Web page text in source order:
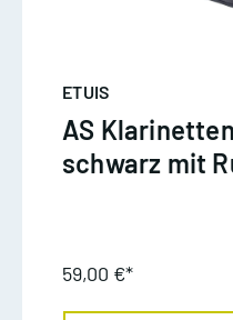
ETUIS
AS
schwarz mit
59,00 €*